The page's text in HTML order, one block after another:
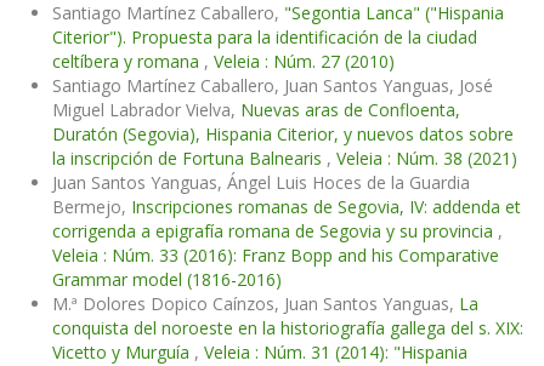
Santiago Martínez Caballero, "Segontia Lanca" ("Hispania
Citerior"). Propuesta para la identificación de la ciudad
celtíbera y romana , Veleia : Núm. 27 (2010)
Santiago Martínez Caballero, Juan Santos Yanguas, José
Miguel Labrador Vielva, Nuevas aras de Confloenta,
Duratón (Segovia), Hispania Citerior, y nuevos datos sobre
la inscripción de Fortuna Balnearis , Veleia : Núm. 38 (2021)
Juan Santos Yanguas, Ángel Luis Hoces de la Guardia
Bermejo, Inscripciones romanas de Segovia, IV: addenda et
corrigenda a epigrafía romana de Segovia y su provincia ,
Veleia : Núm. 33 (2016): Franz Bopp and his Comparative
Grammar model (1816-2016)
M.ª Dolores Dopico Caínzos, Juan Santos Yanguas, La
conquista del noroeste en la historiografía gallega del s. XIX:
Vicetto y Murguía , Veleia : Núm. 31 (2014): "Hispania